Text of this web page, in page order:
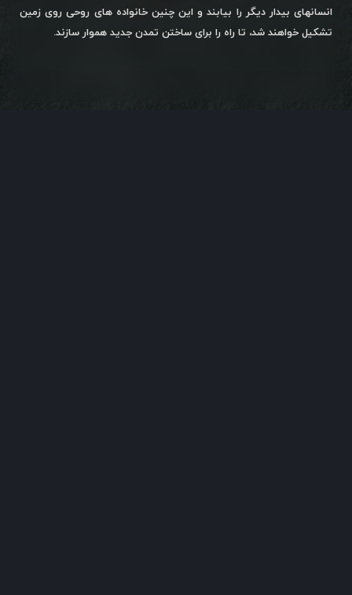
انسانهای بیدار دیگر را بیابند و این چنین خانواده های روحی روی زمین
تشکیل خواهند شد، تا راه را برای ساختن تمدن جدید هموار سازند.